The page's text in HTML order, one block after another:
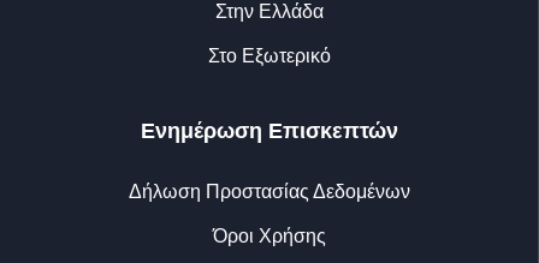
Στην Ελλάδα
Στο Εξωτερικό
Ενημέρωση Επισκεπτών
Δήλωση Προστασίας Δεδομένων
Όροι Χρήσης